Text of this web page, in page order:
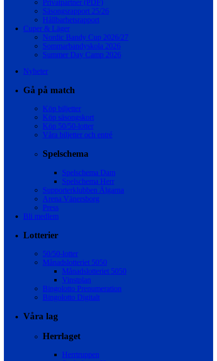
Privatpartner (PDF)
Säsongsrapport 25/26
Hållbarhetsrapport
Cuper & Läger
Nordic Bandy Cup 2026/27
Sommarbandyskola 2026
Summer Day Camp 2026
Nyheter
Gå på match
Köp biljetter
Köp säsongskort
Köp 50/50-lotter
Våra biljetter och entré
Spelschema
Spelschema Dam
Spelschema Herr
Supporterklubben Älgarna
Arena Vänersborg
Press
Bli medlem
Lotterier
50/50-lotter
Månadslotteriet 5050
Månadslotteriet 5050
Vinstplan
Bingolotto Prenumeration
Bingolotto Digitalt
Våra lag
Herrlaget
Herrtruppen